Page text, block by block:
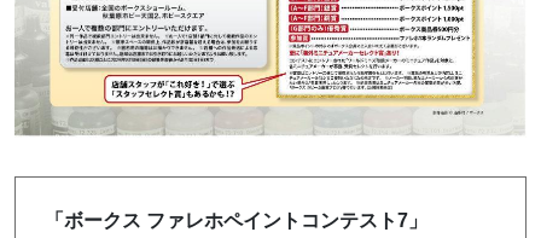
「ボークス ファレホペイントコンテスト7」